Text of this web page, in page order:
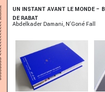
UN INSTANT AVANT LE MONDE –
DE RABAT
Abdelkader Damani, N’Goné Fall